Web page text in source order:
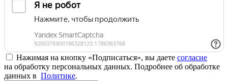
Нажимая на кнопку «Подписаться», вы даете согласие
на обработку персональных данных. Подробнее об обработке
данных в Политике.